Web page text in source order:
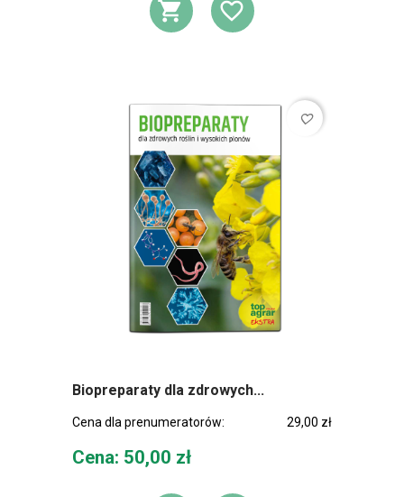
DODAJ DO
DODAJ DO
favorite_border
Biopreparaty dla zdrowych...
Cena dla prenumeratorów: 29,00 zł
Cena
Cena: 50,00 zł